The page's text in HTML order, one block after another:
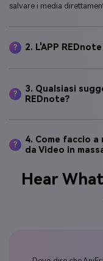
salvare i media
? 2. L'APP
?
3. Qualsiasi
REDnote?
?
4. Come faccio a
da Video in
Hear